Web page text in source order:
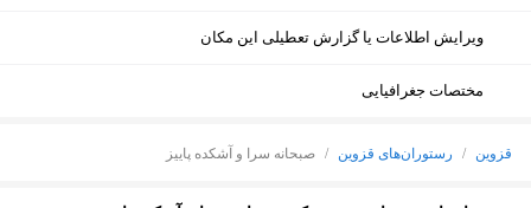
ویرایش اطلاعات یا گزارش تعطیلی این مکان
مختصات جغرافیایی
قزوین / رستوران‌های قزوین / صبحانه سرا و آشکده پاییز